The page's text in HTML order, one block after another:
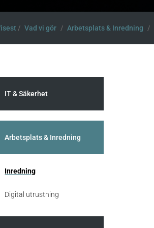
/ Vad vi gör / Arbetsplats & Inredning /
IT & Säkerhet
Arbetsplats & Inredning
Inredning
Digital utrustning